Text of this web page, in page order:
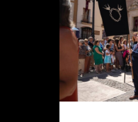
INSCRÍBETE
NOTICIAS
CONTACTO